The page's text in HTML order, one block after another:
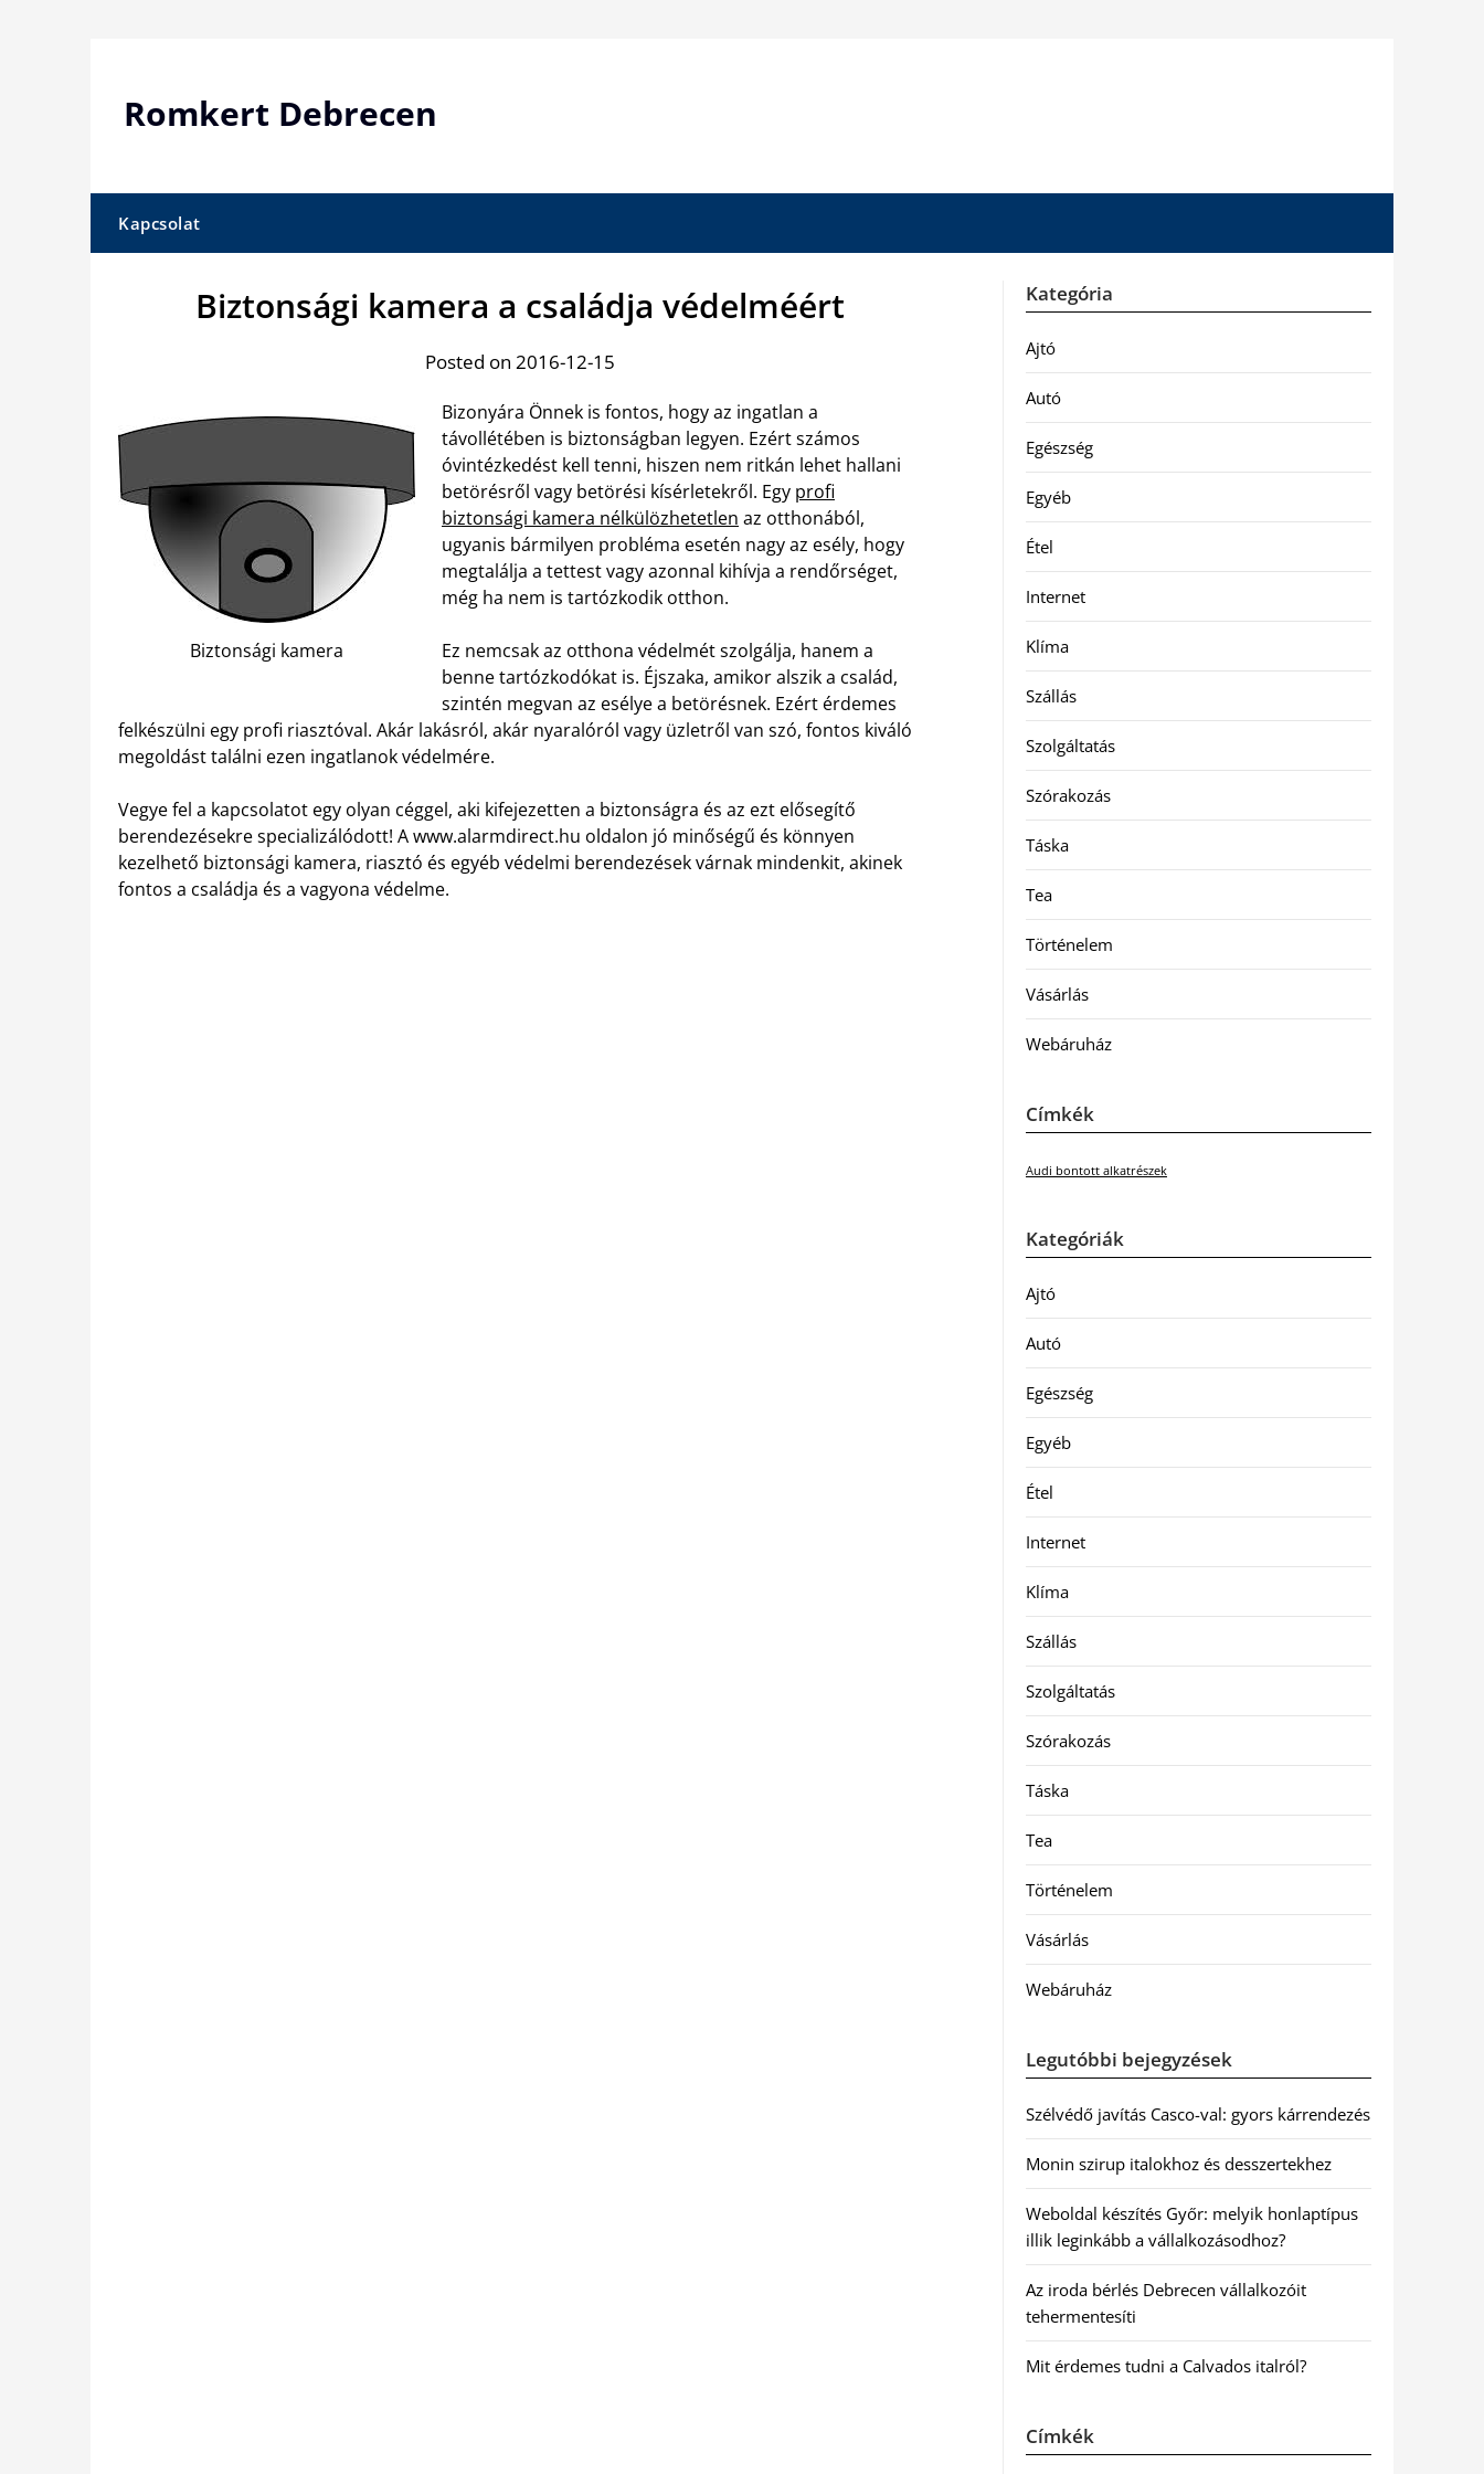
Romkert Debrecen
Kapcsolat
Biztonsági kamera a családja védelméért
Posted on 2016-12-15
Biztonsági kamera
Bizonyára Önnek is fontos, hogy az ingatlan a
távollétében is biztonságban legyen. Ezért számos
óvintézkedést kell tenni, hiszen nem ritkán lehet hallani
betörésről vagy betörési kísérletekről. Egy profi
biztonsági kamera nélkülözhetetlen az otthonából,
ugyanis bármilyen probléma esetén nagy az esély, hogy
megtalálja a tettest vagy azonnal kihívja a rendőrséget,
még ha nem is tartózkodik otthon.
Ez nemcsak az otthona védelmét szolgálja, hanem a
benne tartózkodókat is. Éjszaka, amikor alszik a család,
szintén megvan az esélye a betörésnek. Ezért érdemes
felkészülni egy profi riasztóval. Akár lakásról, akár nyaralóról vagy üzletről van szó, fontos kiváló
megoldást találni ezen ingatlanok védelmére.
Vegye fel a kapcsolatot egy olyan céggel, aki kifejezetten a biztonságra és az ezt elősegítő
berendezésekre specializálódott! A www.alarmdirect.hu oldalon jó minőségű és könnyen
kezelhető biztonsági kamera, riasztó és egyéb védelmi berendezések várnak mindenkit, akinek
fontos a családja és a vagyona védelme.
Kategória
Ajtó
Autó
Egészség
Egyéb
Étel
Internet
Klíma
Szállás
Szolgáltatás
Szórakozás
Táska
Tea
Történelem
Vásárlás
Webáruház
Címkék
Audi bontott alkatrészek
Kategóriák
Ajtó
Autó
Egészség
Egyéb
Étel
Internet
Klíma
Szállás
Szolgáltatás
Szórakozás
Táska
Tea
Történelem
Vásárlás
Webáruház
Legutóbbi bejegyzések
Szélvédő javítás Casco-val: gyors kárrendezés
Monin szirup italokhoz és desszertekhez
Weboldal készítés Győr: melyik honlaptípus
illik leginkább a vállalkozásodhoz?
Az iroda bérlés Debrecen vállalkozóit
tehermentesíti
Mit érdemes tudni a Calvados italról?
Címkék